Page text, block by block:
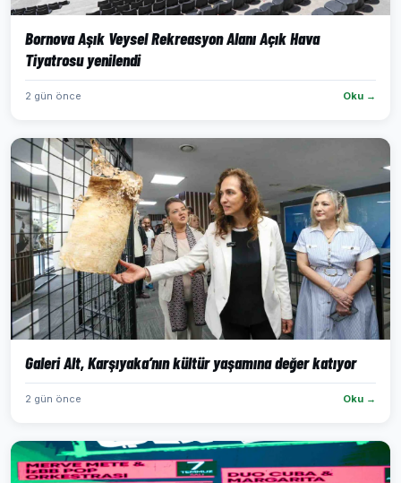
Bornova Aşık Veysel Rekreasyon Alanı Açık Hava
Tiyatrosu yenilendi
2 gün önce Oku →
Galeri Alt, Karşıyaka’nın kültür yaşamına değer katıyor
2 gün önce Oku →